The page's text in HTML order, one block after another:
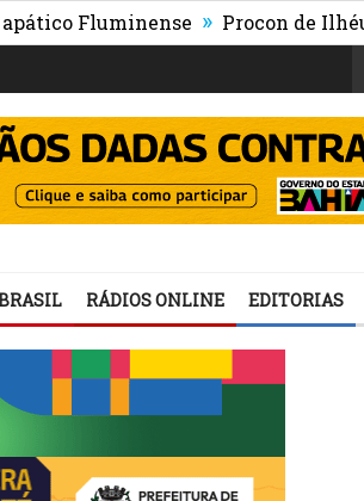
Fluminense » Procon de Ilhéus
RÁDIOS ONLINE EDITORIAS